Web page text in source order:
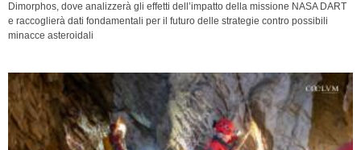
Dimorphos, dove analizzerà gli effetti dell’impatto della missione NASA DART
e raccoglierà dati fondamentali per il futuro delle strategie contro possibili
minacce asteroidali